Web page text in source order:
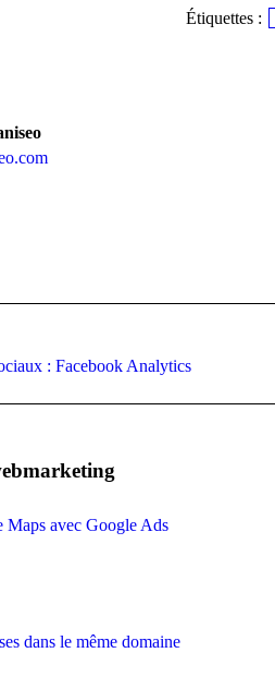
Étiquettes :
: Facebook Analytics
Maps avec Google Ads
dans le même domaine